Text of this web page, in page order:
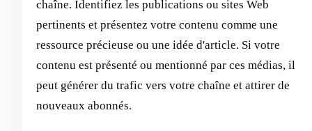
chaîne. Identifiez les publications ou sites Web
pertinents et présentez votre contenu comme une
ressource précieuse ou une idée d'article. Si votre
contenu est présenté ou mentionné par ces médias, il
peut générer du trafic vers votre chaîne et attirer de
nouveaux abonnés.